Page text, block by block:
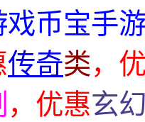
戏币宝手
传奇类，
， 优惠玄